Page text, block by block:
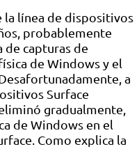
la línea de dispositivos
probablemente
capturas de
de Windows y el
a
Surface
gradualmente,
de Windows en el
Como explica la